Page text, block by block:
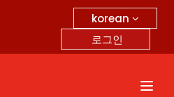
korean
로그인